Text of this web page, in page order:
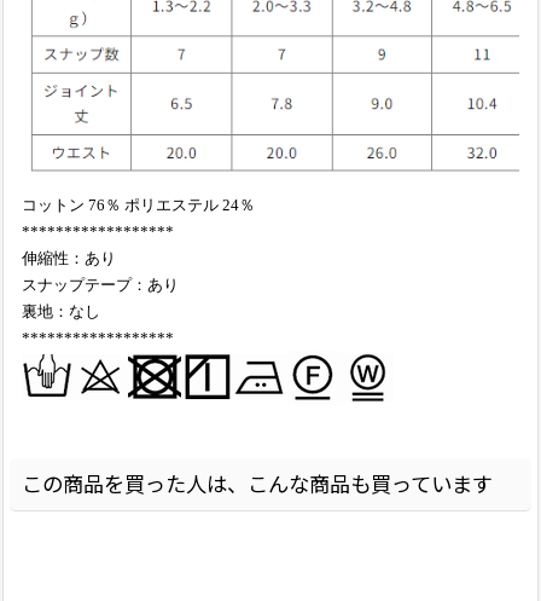
コットン 76％ ポリエステル 24％
******************
伸縮性：あり
スナップテープ：あり
裏地：なし
******************
この商品を買った人は、こんな商品も買っています